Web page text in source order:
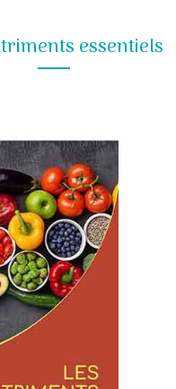
essentiels